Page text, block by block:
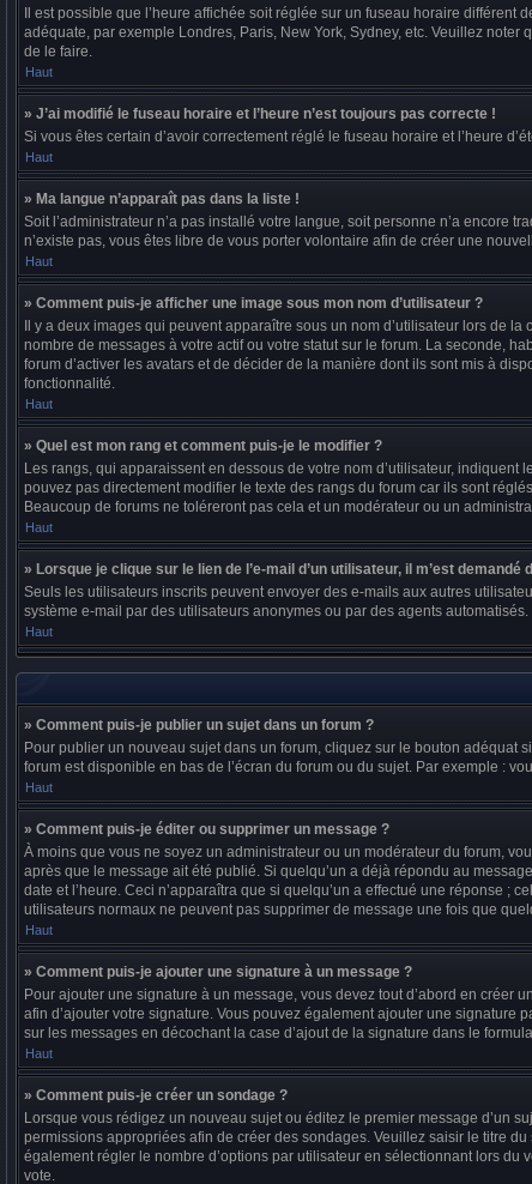
Il est possible que l’heure affichée soit réglée sur un fuseau horaire
adéquate, par exemple Londres, Paris, New York, Sydney, etc. Veuillez noter
de le faire.
Haut
» J’ai modifié le fuseau horaire et l’heure n’est toujours pas correcte !
Si vous êtes certain d’avoir correctement réglé le fuseau horaire et l’heure
Haut
» Ma langue n’apparaît pas dans la liste !
Soit l’administrateur n’a pas installé votre langue, soit personne n’a encore
n’existe pas, vous êtes libre de vous porter volontaire afin de créer une
Haut
» Comment puis-je afficher une image sous mon nom d’utilisateur ?
Il y a deux images qui peuvent apparaître sous un nom d’utilisateur lors de
nombre de messages à votre actif ou votre statut sur le forum. La seconde,
forum d’activer les avatars et de décider de la manière dont ils sont mis à
fonctionnalité.
Haut
» Quel est mon rang et comment puis-je le modifier ?
Les rangs, qui apparaissent en dessous de votre nom d’utilisateur,
pouvez pas directement modifier le texte des rangs du forum car ils sont
Beaucoup de forums ne toléreront pas cela et un modérateur ou un
Haut
» Lorsque je clique sur le lien de l’e-mail d’un utilisateur, il m’est demandé
Seuls les utilisateurs inscrits peuvent envoyer des e-mails aux autres
système e-mail par des utilisateurs anonymes ou par des agents automatisés.
Haut
» Comment puis-je publier un sujet dans un forum ?
Pour publier un nouveau sujet dans un forum, cliquez sur le bouton adéquat
forum est disponible en bas de l’écran du forum ou du sujet. Par exemple :
Haut
» Comment puis-je éditer ou supprimer un message ?
À moins que vous ne soyez un administrateur ou un modérateur du forum,
après que le message ait été publié. Si quelqu’un a déjà répondu au
date et l’heure. Ceci n’apparaîtra que si quelqu’un a effectué une réponse ;
utilisateurs normaux ne peuvent pas supprimer de message une fois que
Haut
» Comment puis-je ajouter une signature à un message ?
Pour ajouter une signature à un message, vous devez tout d’abord en créer
afin d’ajouter votre signature. Vous pouvez également ajouter une signature
sur les messages en décochant la case d’ajout de la signature dans le
Haut
» Comment puis-je créer un sondage ?
Lorsque vous rédigez un nouveau sujet ou éditez le premier message d’un
permissions appropriées afin de créer des sondages. Veuillez saisir le titre
également régler le nombre d’options par utilisateur en sélectionnant lors du
vote.